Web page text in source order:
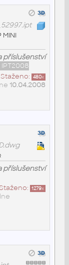
MINI
příslušenství
Staženo: 480x
10.04.2008
příslušenství
1279x